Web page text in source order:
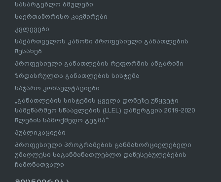
სასარგებლო ბმულები
საერთაშორისო კავშირები
კვლევები
საქართველოს კანონი პროფესიული განათლების
შესახებ
პროფესიული განათლების რეფორმის ანგარიში
ზრდასრულთა განათლების სისტემა
საჯარო კონსულტაციები
„განათლების სისტემის ყველა დონეზე უწყვეტი
სამეწარმეო სწაავლების (LLEL) დანერგვის 2019-2020
წლების სამოქმედო გეგმა“’
პუბლიკაციები
პროფესიული პროგრამების განმახორციელებელი
უმაღლესი საგანმანათლებლო დაწესებულებების
ჩამონათვალი